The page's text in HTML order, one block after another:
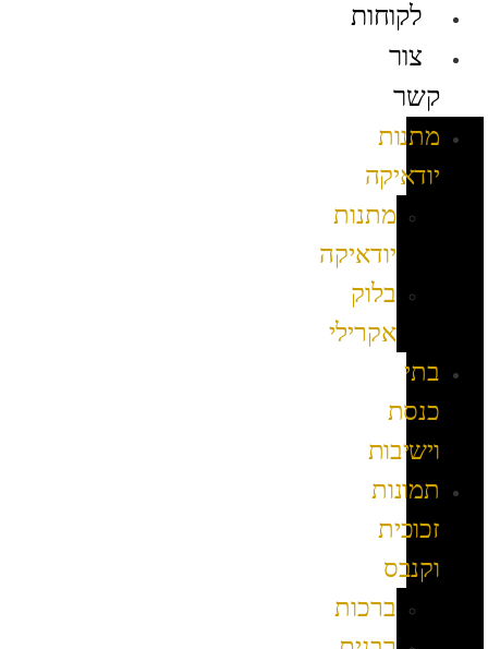
לקוחות
צור
קשר
מתנות
יודאיקה
מתנות
יודאיקה
בלוק
אקרילי
בתי
כנסת
וישיבות
תמונות
זכוכית
וקנבס
ברכות